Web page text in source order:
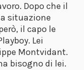
Dopo che il
situazione
il capo le
Lei
Montvidant.
bisogno di lei.